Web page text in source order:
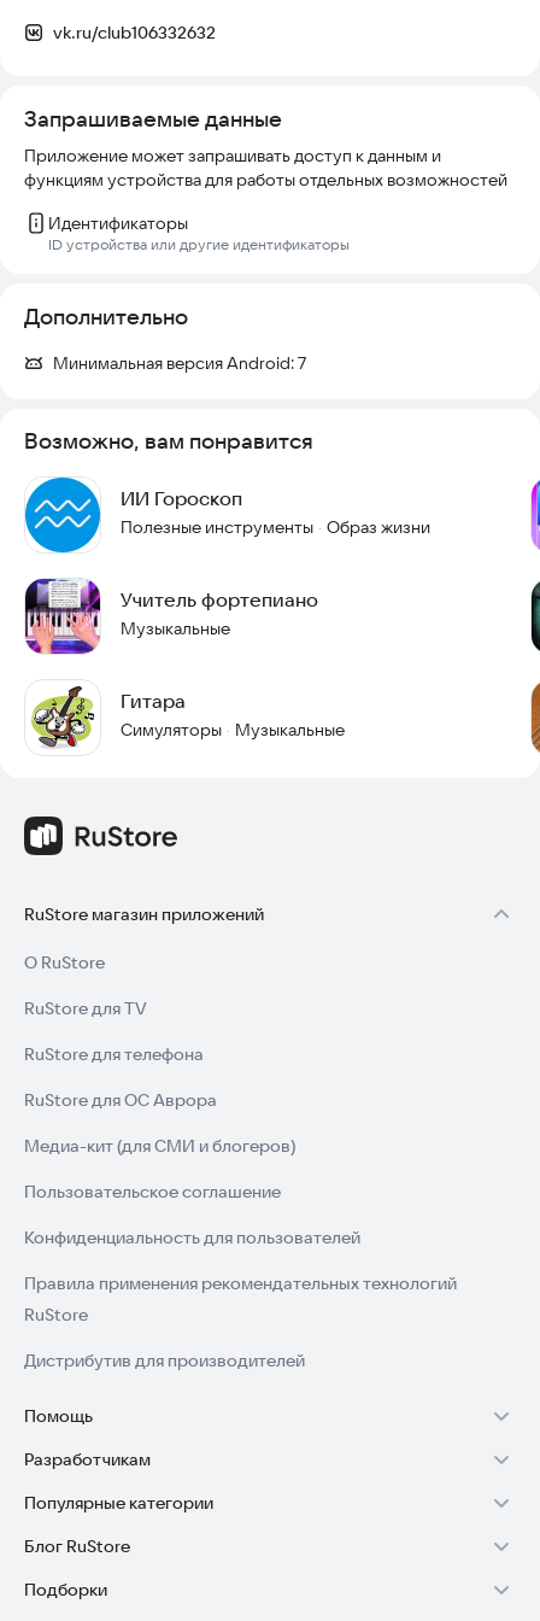
vk.ru/club106332632
Запрашиваемые данные
Приложение может запрашивать доступ к данным и
функциям устройства для работы отдельных возможностей
Идентификаторы
ID устройства или другие идентификаторы
Дополнительно
Минимальная версия Android:7
Возможно, вам понравится
ИИ Гороскоп
Полезные инструменты · Образ жизни
Учитель фортепиано
Музыкальные
Гитара
Симуляторы · Музыкальные
RuStore магазин приложений
О RuStore
RuStore для TV
RuStore для телефона
RuStore для ОС Аврора
Медиа-кит (для СМИ и блогеров)
Пользовательское соглашение
Конфиденциальность для пользователей
Правила применения рекомендательных технологий
RuStore
Дистрибутив для производителей
Помощь
Установка RuStore на TV
Установка RuStore на телефон
Установка RuStore в машину
Помощь пользователям RuStore
Разработчикам
Зарабатывать с RuStore
Стать разработчиком
Доступ к RuStore Консоль
Популярные категории
Игры для Android
Приложения банков
Блог RuStore
Обзоры игр для Android 2025
Подборки